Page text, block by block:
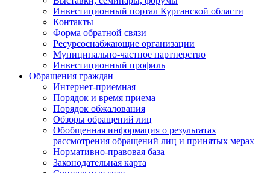
Инвестиционный портал Курганской области
Контакты
Форма обратной связи
Ресурсоснабжающие организации
Муниципально-частное партнерство
Инвестиционный профиль
Обращения граждан
Интернет-приемная
Порядок и время приема
Порядок обжалования
Обзоры обращений лиц
Обобщенная информация о результатах
рассмотрения обращений лиц и принятых мерах
Нормативно-правовая база
Законодательная карта